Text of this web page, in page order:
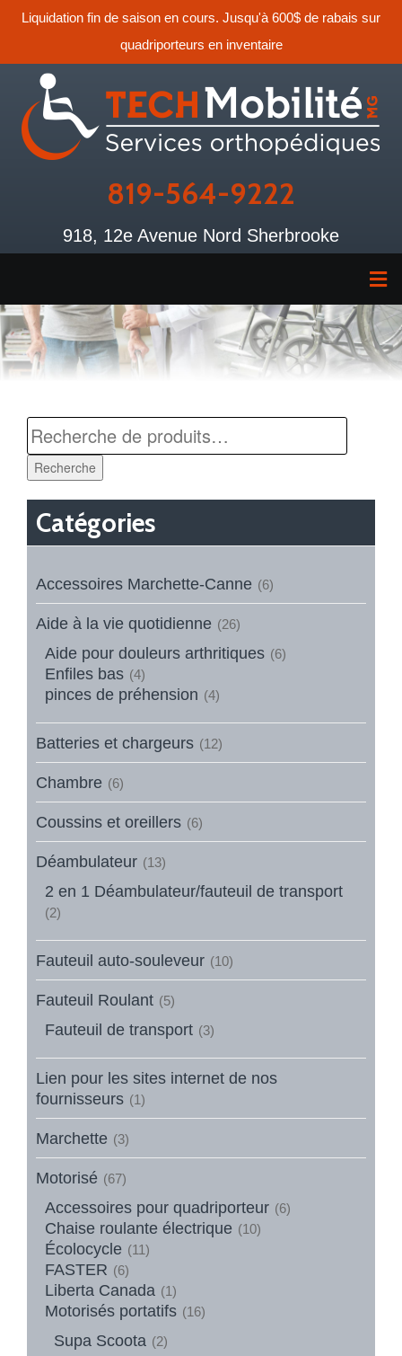
Liquidation fin de saison en cours. Jusqu'à 600$ de rabais sur
quadriporteurs en inventaire
819-564-9222
918, 12e Avenue Nord Sherbrooke
Recherche
Catégories
Accessoires Marchette-Canne (6)
Aide à la vie quotidienne (26)
Aide pour douleurs arthritiques (6)
Enfiles bas (4)
pinces de préhension (4)
Batteries et chargeurs (12)
Chambre (6)
Coussins et oreillers (6)
Déambulateur (13)
2 en 1 Déambulateur/fauteuil de transport
(2)
Fauteuil auto-souleveur (10)
Fauteuil Roulant (5)
Fauteuil de transport (3)
Lien pour les sites internet de nos
fournisseurs (1)
Marchette (3)
Motorisé (67)
Accessoires pour quadriporteur (6)
Chaise roulante électrique (10)
Écolocycle (11)
FASTER (6)
Liberta Canada (1)
Motorisés portatifs (16)
Supa Scoota (2)